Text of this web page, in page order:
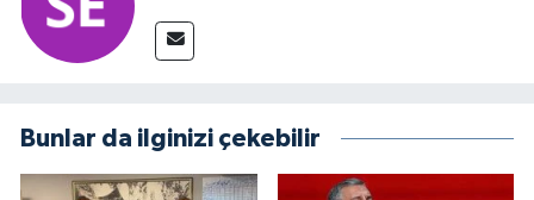
Bunlar da ilginizi çekebilir